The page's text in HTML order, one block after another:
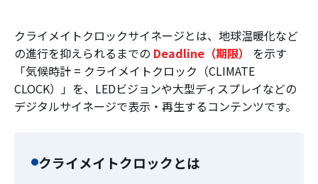
クライメイトクロックサイネージとは、地球温暖化など
の進行を抑えられるまでの Deadline（期限）
を示す
「気候時計 = クライメイトクロック（CLIMATE
CLOCK）」を、LEDビジョンや大型ディスプレイなどの
デジタルサイネージで表示・再生するコンテンツです。
クライメイトクロックとは